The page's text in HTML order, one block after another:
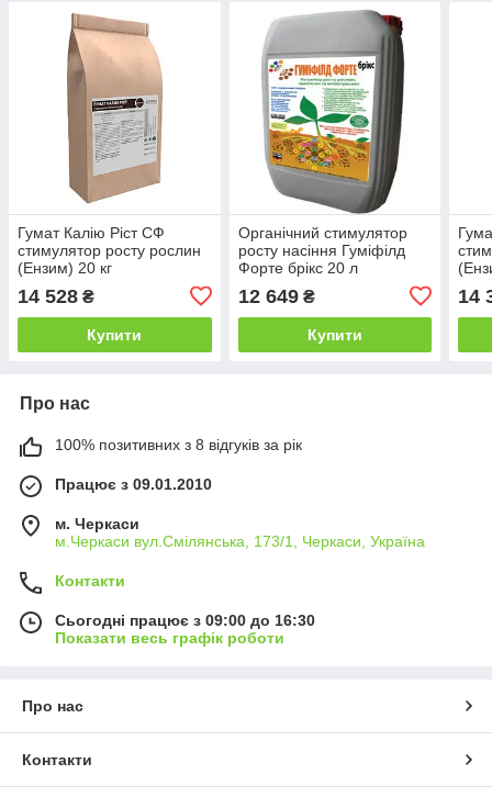
Гумат Калію Ріст СФ
стимулятор росту рослин
(Ензим) 20 кг
14 528 ₴
Купити
Органічний стимулятор
росту насіння Гуміфілд
Форте брікс 20 л
12 649₴
Купити
14
Про нас
100% позитивних з 8 відгуків за рік
Працює з 09.01.2010
м. Черкаси
м.Черкаси вул.Смілянська, 173/1, Черкаси, Україна
Контакти
Сьогодні працює з 09:00 до 16:30
Показати весь графік роботи
Про нас
Контакти